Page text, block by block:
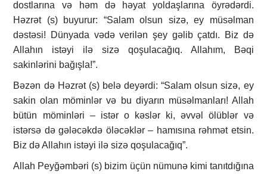
dostlarına və həm də həyat yoldaşlarına öyrədərdi.
Həzrət (s) buyurur: “Salam olsun sizə, ey müsəlman
dəstəsi! Dünyada vədə verilən şey gəlib çatdı. Biz də
Allahın istəyi ilə sizə qoşulacağıq. Allahım, Bəqi
sakinlərini bağışla!”.
Bəzən də Həzrət (s) belə deyərdi: “Salam olsun sizə, ey
sakin olan möminlər və bu diyarın müsəlmanları! Allah
bütün möminləri – istər o kəslər ki, əvvəl ölüblər və
istərsə də gələcəkdə öləcəklər – hamısına rəhmət etsin.
Biz də Allahın istəyi ilə sizə qoşulacağıq”.
Allah Peyğəmbəri (s) bizim üçün nümunə kimi tanıtdığına